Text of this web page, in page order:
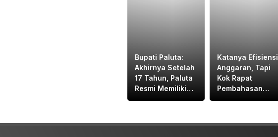
Bupati Paluta:
Akhirnya Setelah
17 Tahun, Paluta
Resmi Memiliki
Katanya Efisiensi
Anggaran, Tapi
Kok Rapat
Pembahasan